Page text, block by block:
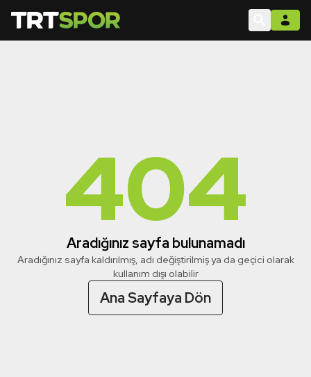
404
Aradığınız sayfa bulunamadı
Aradığınız sayfa kaldırılmış, adı değiştirilmiş ya da geçici olarak
kullanım dışı olabilir
Ana Sayfaya Dön